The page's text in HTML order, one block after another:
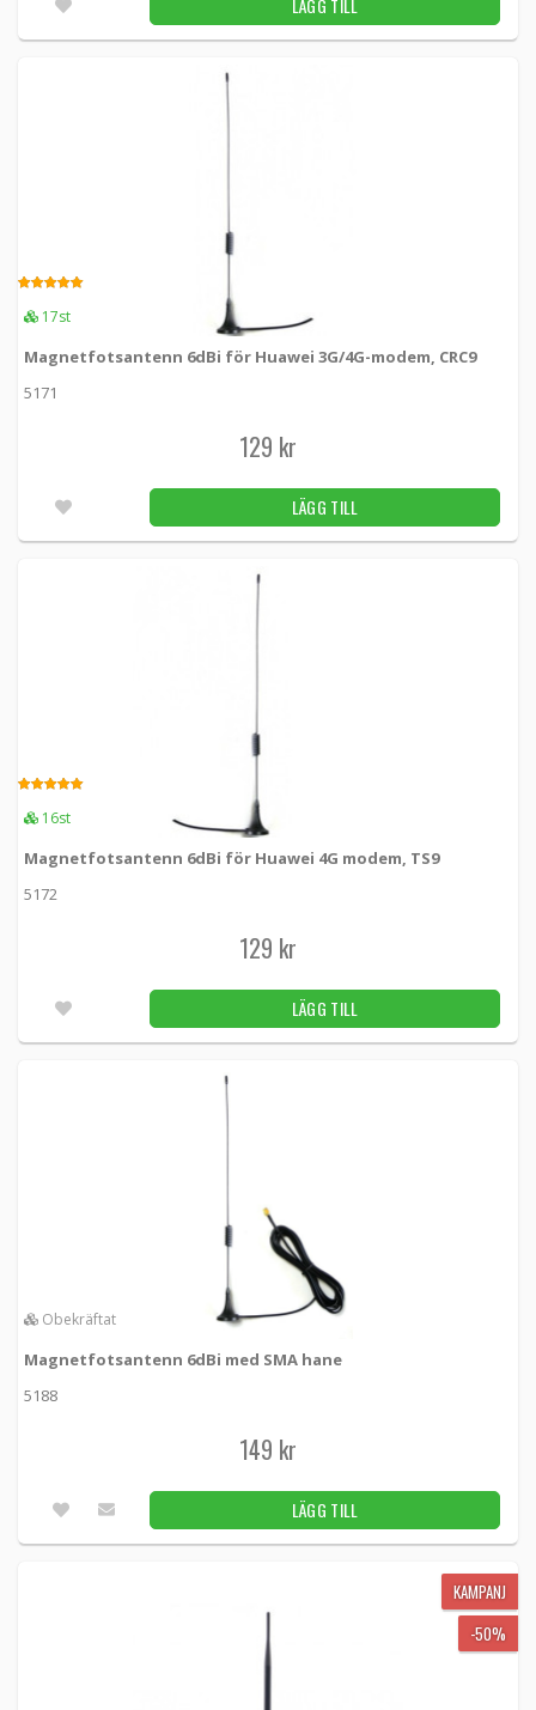
LÄGG TILL
17st
Magnetfotsantenn 6dBi för Huawei 3G/4G-modem, CRC9
5171
129 kr
LÄGG TILL
16st
Magnetfotsantenn 6dBi för Huawei 4G modem, TS9
5172
129 kr
LÄGG TILL
Obekräftat
Magnetfotsantenn 6dBi med SMA hane
5188
149 kr
LÄGG TILL
KAMPANJ
-50%